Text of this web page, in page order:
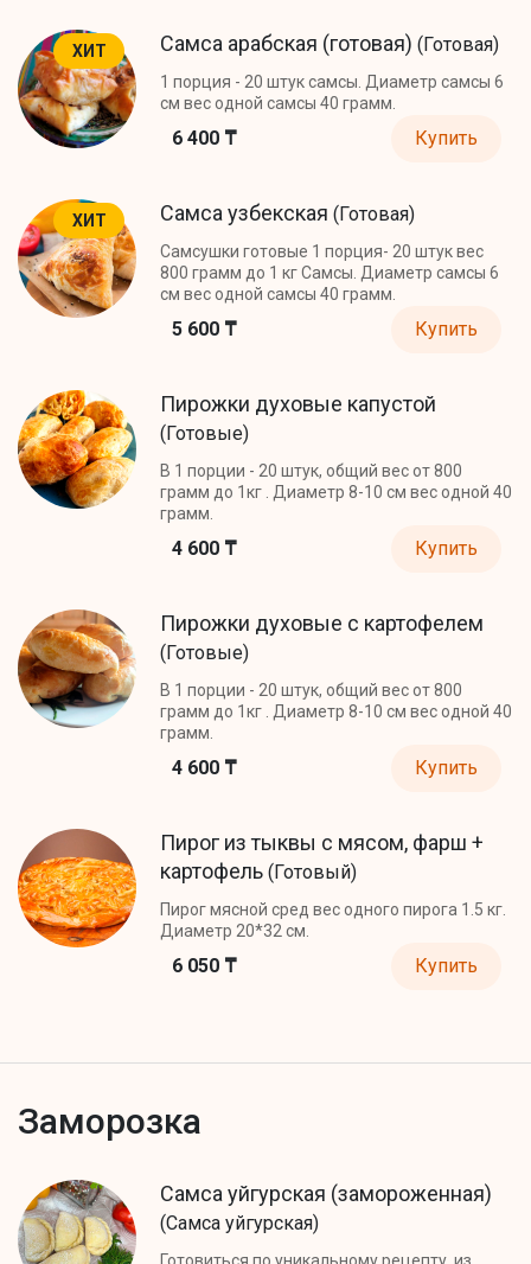
ХИТ Самса арабская (готовая) (Готовая)
1 порция - 20 штук самсы. Диаметр самсы 6
см вес одной самсы 40 грамм.
6 400 ₸ Купить
ХИТ Самса узбекская (Готовая)
Самсушки готовые 1 порция- 20 штук вес
800 грамм до 1 кг Самсы. Диаметр самсы 6
см вес одной самсы 40 грамм.
5 600 ₸ Купить
Пирожки духовые капустой
(Готовые)
В 1 порции - 20 штук, общий вес от 800
грамм до 1кг . Диаметр 8-10 см вес одной 40
грамм.
4 600 ₸ Купить
Пирожки духовые с картофелем
(Готовые)
В 1 порции - 20 штук, общий вес от 800
грамм до 1кг . Диаметр 8-10 см вес одной 40
грамм.
4 600 ₸ Купить
Пирог из тыквы с мясом, фарш +
картофель (Готовый)
Пирог мясной сред вес одного пирога 1.5 кг.
Диаметр 20*32 см.
6 050 ₸ Купить
Заморозка
Самса уйгурская (замороженная)
(Самса уйгурская)
Готовиться по уникальному рецепту, из